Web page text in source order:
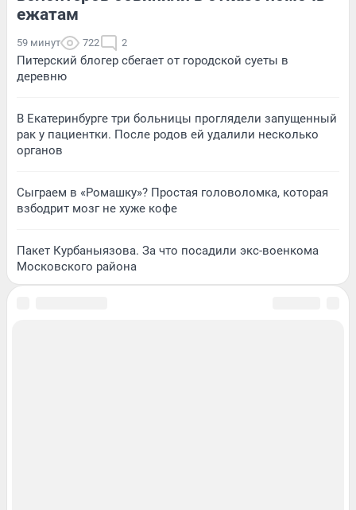
ежатам
59 минут 722 2
Питерский блогер сбегает от городской суеты в
деревню
В Екатеринбурге три больницы проглядели запущенный
рак у пациентки. После родов ей удалили несколько
органов
Сыграем в «Ромашку»? Простая головоломка, которая
взбодрит мозг не хуже кофе
Пакет Курбаныязова. За что посадили экс-военкома
Московского района